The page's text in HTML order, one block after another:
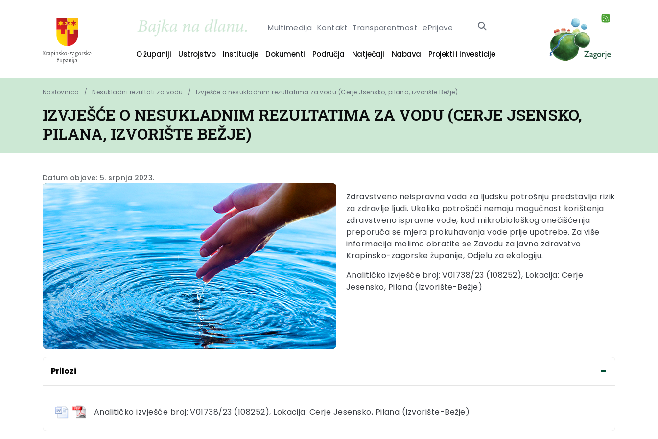
Multimedija Kontakt Transparentnost ePrijave
O županiji Ustrojstvo Institucije Dokumenti Područja Natječaji Nabava Projekti i investicije
Naslovnica Nesukladni rezultati za vodu Izvješće o nesukladnim rezultatima za vodu (Cerje Jsensko, pilana, izvorište Bežje)
IZVJEŠĆE O NESUKLADNIM REZULTATIMA ZA VODU (CERJE JSENSKO,
PILANA, IZVORIŠTE BEŽJE)
Datum objave: 5. srpnja 2023.
Zdravstveno neispravna voda za ljudsku potrošnju predstavlja rizik
za zdravlje ljudi. Ukoliko potrošači nemaju mogućnost korištenja
zdravstveno ispravne vode, kod mikrobiološkog onečišćenja
preporuča se mjera prokuhavanja vode prije upotrebe. Za više
informacija molimo obratite se Zavodu za javno zdravstvo
Krapinsko-zagorske županije, Odjelu za ekologiju.
Analitičko izvješće broj: V01738/23 (108252), Lokacija: Cerje
Jesensko, Pilana (Izvorište-Bežje)
Prilozi
Analitičko izvješće broj: V01738/23 (108252), Lokacija: Cerje Jesensko, Pilana (Izvorište-Bežje)